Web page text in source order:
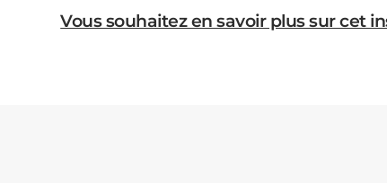
Vous souhaitez en savoir plus sur cet